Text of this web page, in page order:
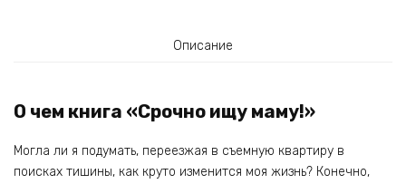
Описание
О чем книга «Срочно ищу маму!»
Могла ли я подумать, переезжая в съемную квартиру в
поисках тишины, как круто изменится моя жизнь? Конечно,